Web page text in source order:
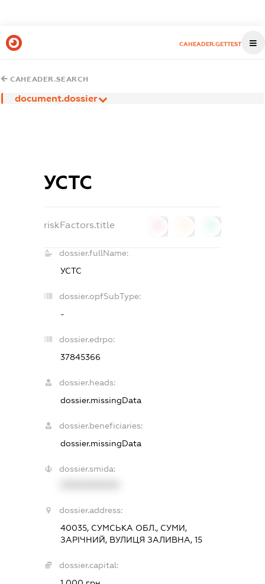
CAHEADER.GETTEST
CAHEADER.SEARCH
document.dossier
УСТС
riskFactors.title
dossier.fullName:
УСТС
dossier.opfSubType:
-
dossier.edrpo:
37845366
dossier.heads:
dossier.missingData
dossier.beneficiaries:
dossier.missingData
dossier.smida:
dossier.address:
40035, СУМСЬКА ОБЛ., СУМИ,
ЗАРІЧНИЙ, ВУЛИЦЯ ЗАЛИВНА, 15
dossier.capital: